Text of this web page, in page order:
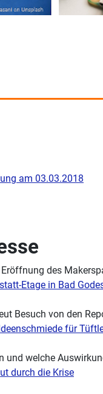
am 03.03.2018
des
Etage in Bad
Besuch von den
für
welche
durch die Krise